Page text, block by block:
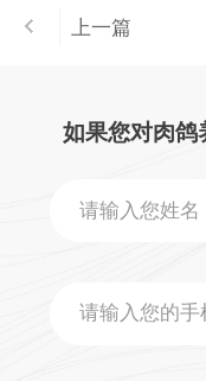
上一篇
如果您对肉鸽